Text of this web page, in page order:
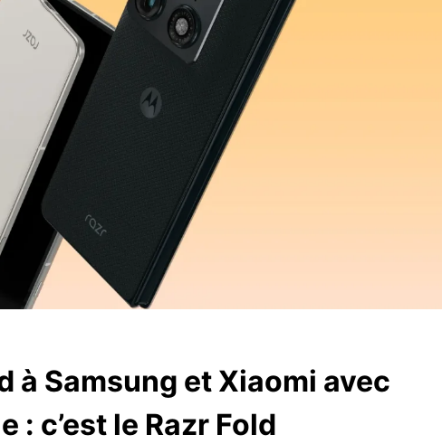
à Samsung et Xiaomi avec
: c’est le Razr Fold